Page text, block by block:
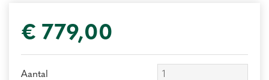
€ 779,00
Aantal